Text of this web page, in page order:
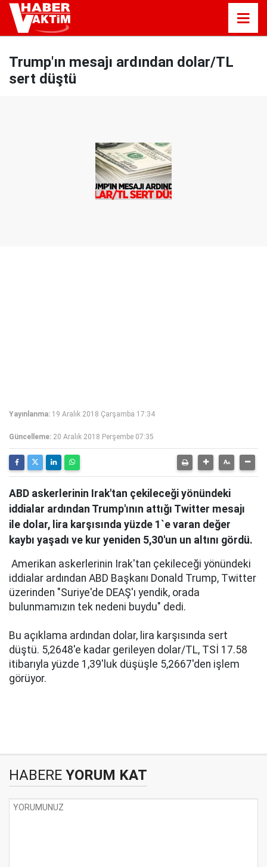
Trump'ın mesajı ardından dolar/TL
sert düştü
Yayınlanma: 19 Aralık 2018 Çarşamba 17:34
Güncelleme: 20 Aralık 2018 Perşembe 07:35
ABD askerlerinin Irak'tan çekileceği yönündeki
iddialar ardından Trump'ının attığı Twitter mesajı
ile dolar, lira karşısında yüzde 1`e varan değer
kaybı yaşadı ve kur yeniden 5,30'un un altını gördü.
Amerikan askerlerinin Irak'tan çekileceği yönündeki
iddialar ardından ABD Başkanı Donald Trump, Twitter
üzerinden "Suriye'de DEAŞ'ı yendik, orada
bulunmamızın tek nedeni buydu" dedi.
Bu açıklama ardından dolar, lira karşısında sert
düştü. 5,2648'e kadar gerileyen dolar/TL, TSİ 17.58
itibarıyla yüzde 1,39'luk düşüşle 5,2667'den işlem
görüyor.
HABERE YORUM KAT